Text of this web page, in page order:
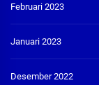
Februari 2023
Januari 2023
Desember 2022